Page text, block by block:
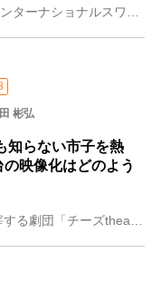
彬弘
知らない市子を熱
映像化はどのよう
監督の戸田彬弘（とだ あきひろ）が主宰する劇団「チーズtheater」の旗揚げ公演作品であり、「サンモールスタジオ選定賞2015」で最優秀脚本賞を受賞した人気舞